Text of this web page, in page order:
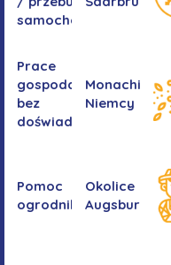
samochodów
Prace
gospodarcze -
bez
doświadczenia
Monachium,
Niemcy
Pomoc
ogrodnika
Okolice
Augsburga